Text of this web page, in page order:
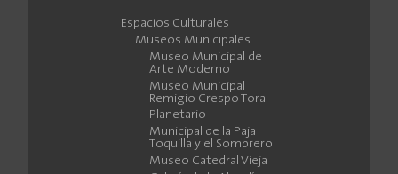
Espacios Culturales
Museos Municipales
Museo Municipal de
Arte Moderno
Museo Municipal
Remigio Crespo Toral
Planetario
Municipal de la Paja
Toquilla y el Sombrero
Museo Catedral Vieja